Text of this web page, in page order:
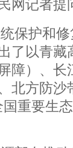
网记者提
保护和
了以青
障）、
北方防
国重要生